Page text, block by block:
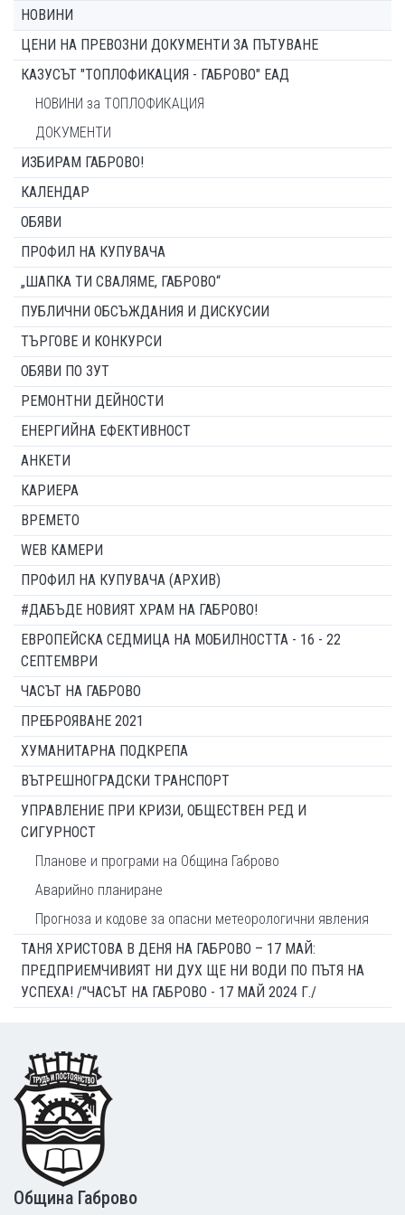
НОВИНИ
ЦЕНИ НА ПРЕВОЗНИ ДОКУМЕНТИ ЗА ПЪТУВАНЕ
КАЗУСЪТ "ТОПЛОФИКАЦИЯ - ГАБРОВО" ЕАД
НОВИНИ за ТОПЛОФИКАЦИЯ
ДОКУМЕНТИ
ИЗБИРАМ ГАБРОВО!
КАЛЕНДАР
ОБЯВИ
ПРОФИЛ НА КУПУВАЧА
„ШАПКА ТИ СВАЛЯМЕ, ГАБРОВО“
ПУБЛИЧНИ ОБСЪЖДАНИЯ И ДИСКУСИИ
ТЪРГОВЕ И КОНКУРСИ
ОБЯВИ ПО ЗУТ
РЕМОНТНИ ДЕЙНОСТИ
ЕНЕРГИЙНА ЕФЕКТИВНОСТ
АНКЕТИ
КАРИЕРА
ВРЕМЕТО
WEB КАМЕРИ
ПРОФИЛ НА КУПУВАЧА (АРХИВ)
#ДАБЪДЕ НОВИЯТ ХРАМ НА ГАБРОВО!
ЕВРОПЕЙСКА СЕДМИЦА НА МОБИЛНОСТТА - 16 - 22
СЕПТЕМВРИ
ЧАСЪТ НА ГАБРОВО
ПРЕБРОЯВАНЕ 2021
ХУМАНИТАРНА ПОДКРЕПА
ВЪТРЕШНОГРАДСКИ ТРАНСПОРТ
УПРАВЛЕНИЕ ПРИ КРИЗИ, ОБЩЕСТВЕН РЕД И
СИГУРНОСТ
Планове и програми на Община Габрово
Аварийно планиране
Прогноза и кодове за опасни метеорологични явления
ТАНЯ ХРИСТОВА В ДЕНЯ НА ГАБРОВО – 17 МАЙ:
ПРЕДПРИЕМЧИВИЯТ НИ ДУХ ЩЕ НИ ВОДИ ПО ПЪТЯ НА
УСПЕХА! /"ЧАСЪТ НА ГАБРОВО - 17 МАЙ 2024 Г./
Footer
Община Габрово